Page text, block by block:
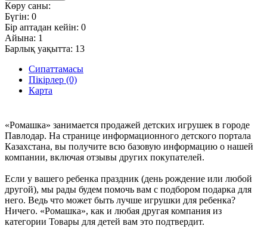
Көру саны:
Бүгін: 0
Бір аптадан кейін: 0
Айына: 1
Барлық уақытта: 13
Сипаттамасы
Пікірлер (0)
Карта
«Ромашка» занимается продажей детских игрушек в городе
Павлодар. На странице информационного детского портала
Казахстана, вы получите всю базовую информацию о нашей
компании, включая отзывы других покупателей.
Если у вашего ребенка праздник (день рождение или любой
другой), мы рады будем помочь вам с подбором подарка для
него. Ведь что может быть лучше игрушки для ребенка?
Ничего. «Ромашка», как и любая другая компания из
категории Товары для детей вам это подтвердит.